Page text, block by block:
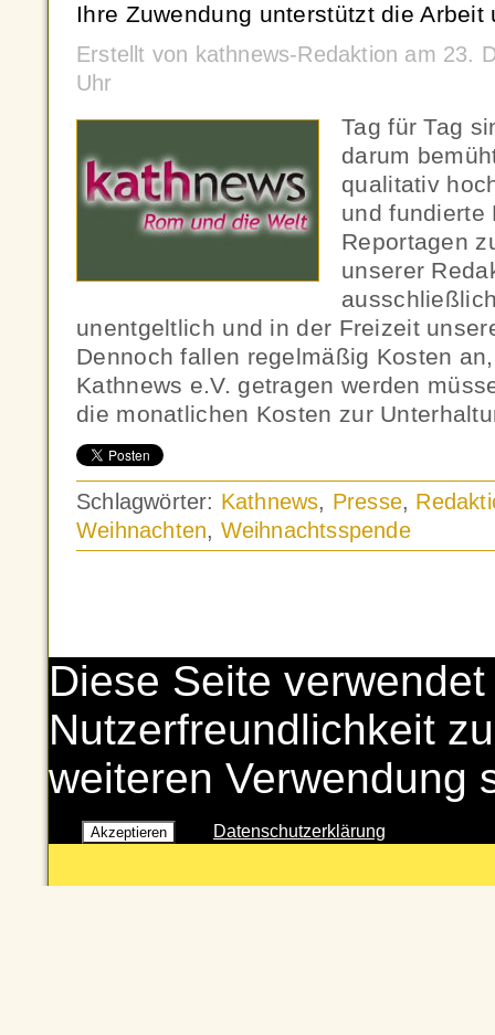
Ihre Zuwendung unterstützt die Arbeit
Erstellt von kathnews-Redaktion am 23.
Uhr
Tag für Tag
darum
qualitativ
und fundierte
Reportagen
unserer
unentgeltlich und in der Freizeit
Dennoch fallen regelmäßig Kosten
Kathnews e.V. getragen werden
die monatlichen Kosten zur
Schlagwörter: Kathnews, Presse,
Weihnachten, Weihnachtsspende
Diese Seite
Nutzerfreundlichkeit
weiteren Verwendung
Akzeptieren Datenschutzerklärung